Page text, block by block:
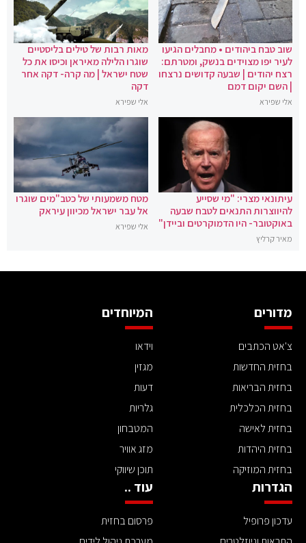
שוב טבח ביהודים • מחבלים הגיעו
לעיר יפו מצוידים בנשק, ומטרתם:
רצח יהודים | שבעה קדושים נרצחו
| השם יקום דמם
אלי שפירא
מאות רבות של טילים בליסטיים
שוגרו הלילה מאיראן וכיסו את כל
שטח ישראל | מה קרה- דקה אחר
דקה
אלי שפירא
עיתונאי מצרי: "מי שסייע
להיווצרות התנאים לטבח שבעה
באוקטובר- היו הדמוקרטים וביידן"
מאיר קרליץ
מטח משמעותי של כטב"מים שוגרו
אל עבר ישראל מכיוון עיראק
אלי שפירא
מדורים
צ'אט הכתבים
בחזית החדשות
בחזית הבריאות
בחזית הכלכלית
בחזית לאישה
בחזית היהדות
בחזית המוזיקה
המיוחדים
וידאו
מגזין
דעות
גלריות
המטבחון
מזג אוויר
תוכן שיווקי
הגדרות
עדכון פרופיל
עוד ..
פרסום בחזית